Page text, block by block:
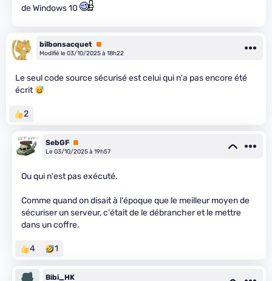
de Windows 10
bilbonsacquet Premium
Modifié le 03/10/2025 à 18h22
Le seul code source sécurisé est celui qui n'a pas encore été
écrit
2
SebGF Premium
Le 03/10/2025 à 19h57
Ou qui n'est pas exécuté.
Comme quand on disait à l'époque que le meilleur moyen de
sécuriser un serveur, c'était de le débrancher et le mettre
dans un coffre.
4 1
Bibi_HK